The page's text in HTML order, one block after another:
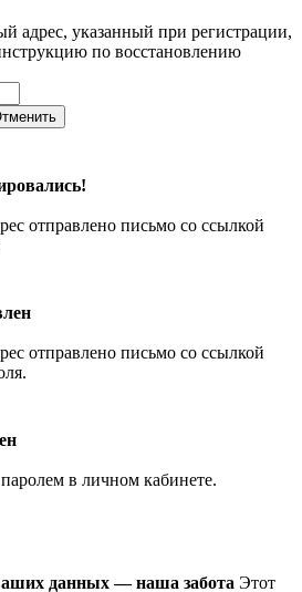
адрес, указанный при регистрации,
по восстановлению
отправлено письмо со ссылкой
отправлено письмо со ссылкой
в личном кабинете.
данных — наша забота Этот